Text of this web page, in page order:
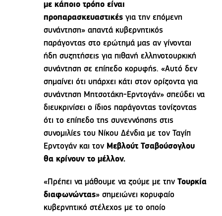
με κάποιο τρόπο είναι
προπαρασκευαστικές για την επόμενη
συνάντηση» απαντά κυβερνητικός
παράγοντας στο ερώτημά μας αν γίνονται
ήδη συζητήσεις για πιθανή ελληνοτουρκική
συνάντηση σε επίπεδο κορυφής. «Αυτό δεν
σημαίνει ότι υπάρχει κάτι στον ορίζοντα για
συνάντηση Μητσοτάκη-Ερντογάν» σπεύδει να
διευκρινίσει ο ίδιος παράγοντας τονίζοντας
ότι το επίπεδο της συνεννόησης στις
συνομιλίες του Νίκου Δένδια με τον Ταγίπ
Ερντογάν και τον Μεβλούτ Τσαβούσογλου
θα κρίνουν το μέλλον.
«Πρέπει να μάθουμε να ζούμε με τηνΤουρκία
διαφωνώντας» σημειώνει κορυφαίο
κυβερνητικό στέλεχος με το οποίο